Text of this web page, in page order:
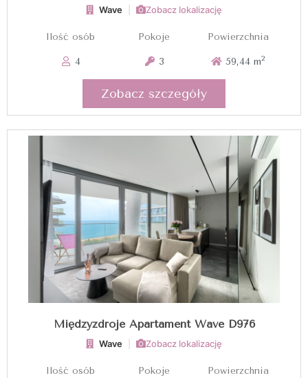
Wave Zobacz lokalizację
Ilość osób
4
Pokoje
3
Powierzchnia
59,44 m2
Zobacz szczegóły
Międzyzdroje Apartament Wave D976
Wave Zobacz lokalizację
Ilość osób Pokoje Powierzchnia